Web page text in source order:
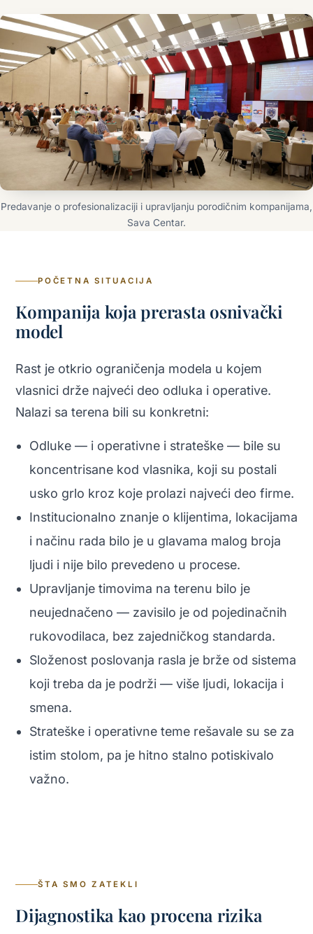
Predavanje o profesionalizaciji i upravljanju porodičnim kompanijama,
Sava Centar.
POČETNA SITUACIJA
Kompanija koja prerasta osnivački
model
Rast je otkrio ograničenja modela u kojem
vlasnici drže najveći deo odluka i operative.
Nalazi sa terena bili su konkretni:
Odluke — i operativne i strateške — bile su
koncentrisane kod vlasnika, koji su postali
usko grlo kroz koje prolazi najveći deo firme.
Institucionalno znanje o klijentima, lokacijama
i načinu rada bilo je u glavama malog broja
ljudi i nije bilo prevedeno u procese.
Upravljanje timovima na terenu bilo je
neujednačeno — zavisilo je od pojedinačnih
rukovodilaca, bez zajedničkog standarda.
Složenost poslovanja rasla je brže od sistema
koji treba da je podrži — više ljudi, lokacija i
smena.
Strateške i operativne teme rešavale su se za
istim stolom, pa je hitno stalno potiskivalo
važno.
ŠTA SMO ZATEKLI
Dijagnostika kao procena rizika